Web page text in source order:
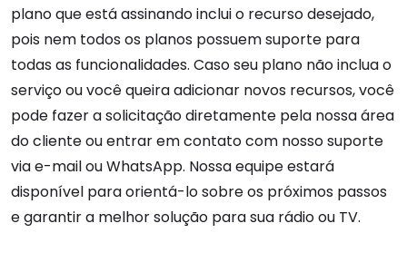
plano que está assinando inclui o recurso desejado,
pois nem todos os planos possuem suporte para
todas as funcionalidades. Caso seu plano não inclua o
serviço ou você queira adicionar novos recursos, você
pode fazer a solicitação diretamente pela nossa área
do cliente ou entrar em contato com nosso suporte
via e-mail ou WhatsApp. Nossa equipe estará
disponível para orientá-lo sobre os próximos passos
e garantir a melhor solução para sua rádio ou TV.